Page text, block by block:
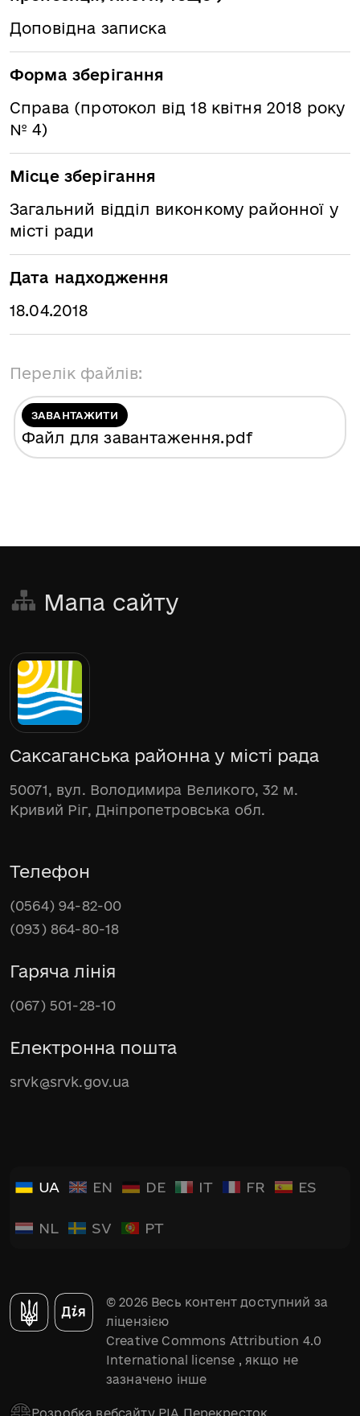
Доповідна записка
Форма зберігання
Справа (протокол від 18 квітня 2018 року
№ 4)
Місце зберігання
Загальний відділ виконкому районної у
місті ради
Дата надходження
18.04.2018
Перелік файлів:
ЗАВАНТАЖИТИ
Файл для завантаження.pdf
Мапа сайту
Саксаганська районна у місті рада
50071, вул. Володимира Великого, 32 м.
Кривий Ріг, Дніпропетровська обл.
Телефон
(0564) 94-82-00
(093) 864-80-18
Гаряча лінія
(067) 501-28-10
Електронна пошта
srvk@srvk.gov.ua
UA EN DE IT FR ES
NL SV PT
© 2026 Весь контент доступний за
ліцензією
Creative Commons Attribution 4.0
International license , якщо не
зазначено інше
Розробка вебсайту РІА Перекресток